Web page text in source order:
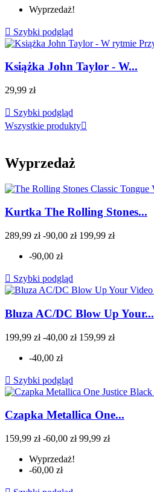
Wyprzedaż!
 Szybki podgląd
Książka John Taylor - W...
29,99 zł
 Szybki podgląd
Wszystkie produkty
Wyprzedaż
Kurtka The Rolling Stones...
289,99 zł -90,00 zł 199,99 zł
-90,00 zł
 Szybki podgląd
Bluza AC/DC Blow Up Your...
199,99 zł -40,00 zł 159,99 zł
-40,00 zł
 Szybki podgląd
Czapka Metallica One...
159,99 zł -60,00 zł 99,99 zł
Wyprzedaż!
-60,00 zł